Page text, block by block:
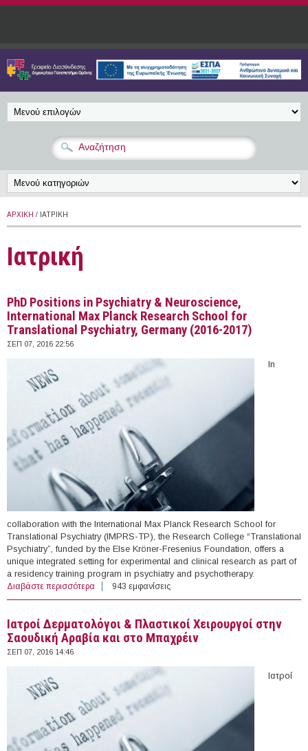
Παράκαμψη προς το κυρίως περιεχόμενο
ΑΡΧΙΚΉ / ΙΑΤΡΙΚΉ
Ιατρική
PhD Positions in Psychiatry & Neuroscience,
International Max Planck Research School for
Translational Psychiatry, Germany (2016-2017)
ΣΕΠ 07, 2016 22:56
In
collaboration with the International Max Planck Research School for
Translational Psychiatry (IMPRS-TP), the Research College “Translational
Psychiatry”, funded by the Else Kröner-Fresenius Foundation, offers a
unique integrated setting for experimental and clinical research as part of
a residency training program in psychiatry and psychotherapy.
Διαβάστε περισσότερα για PhD Positions in Psychiatry & Neuroscience,
International Max Planck Research School for
943 εμφανίσεις
Ιατροί Δερματολόγοι & Πλαστικοί Χειρουργοί στην
Σαουδική Αραβία και στο Μπαχρέιν
ΣΕΠ 07, 2016 14:46
Ιατροί